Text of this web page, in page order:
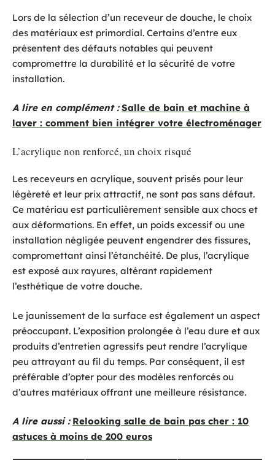
Lors de la sélection d’un receveur de douche, le choix
des matériaux est primordial. Certains d’entre eux
présentent des défauts notables qui peuvent
compromettre la durabilité et la sécurité de votre
installation.
A lire en complément : Salle de bain et machine à
laver : comment bien intégrer votre électroménager
L’acrylique non renforcé, un choix risqué
Les receveurs en acrylique, souvent prisés pour leur
légèreté et leur prix attractif, ne sont pas sans défaut.
Ce matériau est particulièrement sensible aux chocs et
aux déformations. En effet, un poids excessif ou une
installation négligée peuvent engendrer des fissures,
compromettant ainsi l’étanchéité. De plus, l’acrylique
est exposé aux rayures, altérant rapidement
l’esthétique de votre douche.
Le jaunissement de la surface est également un aspect
préoccupant. L’exposition prolongée à l’eau dure et aux
produits d’entretien agressifs peut rendre l’acrylique
peu attrayant au fil du temps. Par conséquent, il est
préférable d’opter pour des modèles renforcés ou
d’autres matériaux offrant une meilleure résistance.
A lire aussi : Relooking salle de bain pas cher : 10
astuces à moins de 200 euros